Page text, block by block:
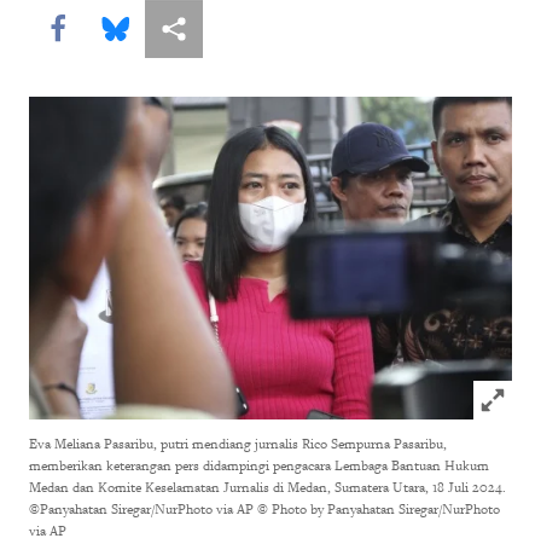
Share this via Facebook
Share this via Bluesky
More sharing options
Click
Eva Meliana Pasaribu, putri mendiang jurnalis Rico Sempurna Pasaribu,
memberikan keterangan pers didampingi pengacara Lembaga Bantuan Hukum
Medan dan Komite Keselamatan Jurnalis di Medan, Sumatera Utara, 18 Juli 2024.
©Panyahatan Siregar/NurPhoto via AP © Photo by Panyahatan Siregar/NurPhoto
via AP